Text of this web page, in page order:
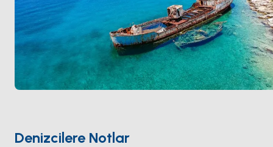
Denizcilere Notlar